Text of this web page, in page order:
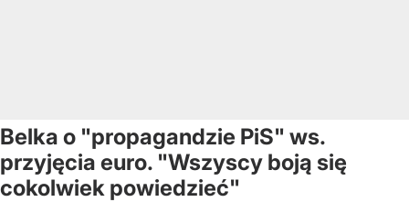
Belka o "propagandzie PiS" ws.
przyjęcia euro. "Wszyscy boją się
cokolwiek powiedzieć"